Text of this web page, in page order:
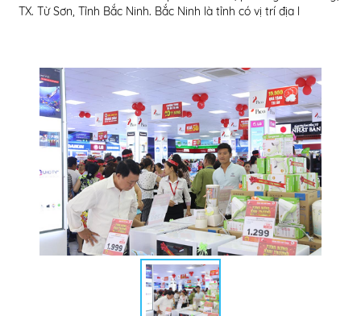
TX. Từ Sơn, Tỉnh Bắc Ninh. Bắc Ninh là tỉnh có vị trí địa l